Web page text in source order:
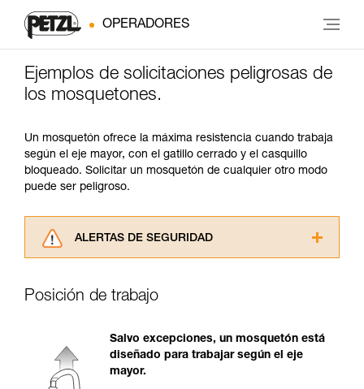
OPERADORES
Ejemplos de solicitaciones peligrosas de
los mosquetones.
Un mosquetón ofrece la máxima resistencia cuando trabaja
según el eje mayor, con el gatillo cerrado y el casquillo
bloqueado. Solicitar un mosquetón de cualquier otro modo
puede ser peligroso.
ALERTAS DE SEGURIDAD
consultarlo. Usted debe comprender la
comprender este complemento informativo.
Dominar estas técnicas requiere una formación
y un entrenamiento específico. Confirme a
través de un profesional su capacidad para
Posición de trabajo
Salvo excepciones, un mosquetón está
diseñado para trabajar según el eje
mayor.